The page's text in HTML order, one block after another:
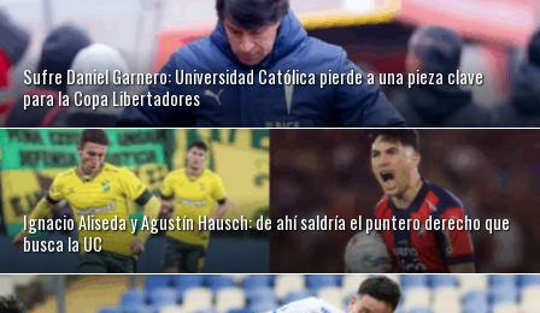
Sufre Daniel Garnero: Universidad Católica pierde a una pieza clave
para la Copa Libertadores
Ignacio Aliseda y Agustín Hausch: de ahí saldría el puntero derecho que
busca la UC